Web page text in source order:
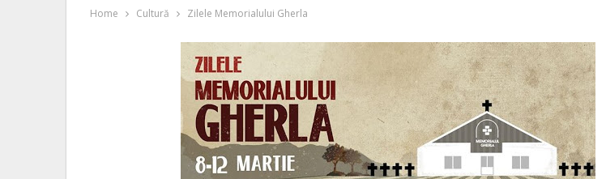
Home Cultură Zilele Memorialului Gherla